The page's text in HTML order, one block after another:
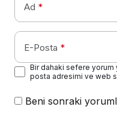
Ad *
E-Posta *
Bir dahaki sefere yorum
posta adresimi ve web
Beni sonraki